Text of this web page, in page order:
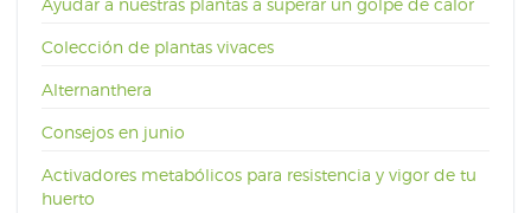
Ayudar a nuestras plantas a superar un golpe de calor
Colección de plantas vivaces
Alternanthera
Consejos en junio
Activadores metabólicos para resistencia y vigor de tu
huerto